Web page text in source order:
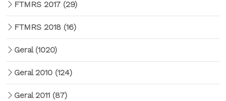
FTMRS 2017 (29)
FTMRS 2018 (16)
Geral (1020)
Geral 2010 (124)
Geral 2011 (87)